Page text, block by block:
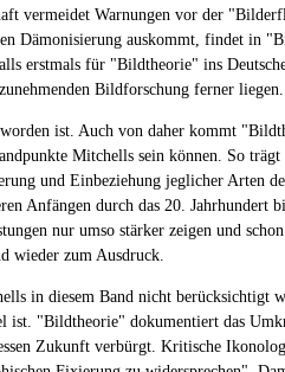
vermeidet Warnungen vor der
Dämonisierung auskommt, findet
erstmals für "Bildtheorie" ins
Bildforschung ferner liegen.
ist. Auch von daher kommt
Mitchells sein können. So
und Einbeziehung jeglicher Arten
durch das 20. Jahrhundert
nur umso stärker zeigen und
wieder zum Ausdruck.
in diesem Band nicht
"Bildtheorie" dokumentiert das
Zukunft verbürgt. Kritische